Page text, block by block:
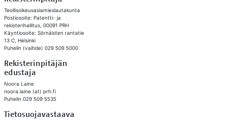
Teollisoikeusasiamieslautakunta
Postiosoite: Patentti- ja
rekisterihallitus, 00091 PRH
Käyntiosoite: Sörnäisten rantatie
13 C, Helsinki
Puhelin (vaihde) 029 509 5000
Rekisterinpitäjän
edustaja
Noora Laine
noora.laine (at) prh.fi
Puhelin 029 509 5535
Tietosuojavastaava